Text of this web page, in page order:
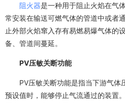
阻火器是一种用于阻止火焰在气
常安装在输送可燃气体的管道中或者
止外部火焰窜入存有易燃易爆气体的
备、管道间蔓延。
PV压敏关断功能
PV压敏关断功能是指当下游气
预设值时，能够停止气流通过的装置